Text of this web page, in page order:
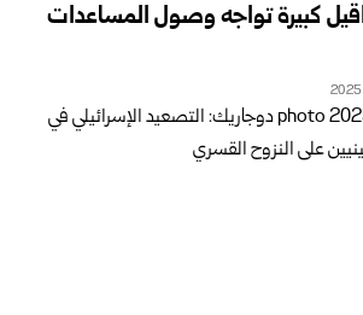
كبيرة تواجه وصول المساعدات